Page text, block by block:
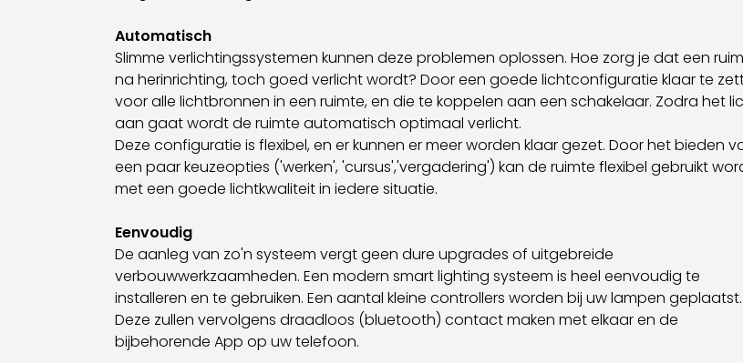
Automatisch
Slimme verlichtingssystemen kunnen deze problemen oplossen. Hoe zorg je dat een
na herinrichting, toch goed verlicht wordt? Door een goede lichtconfiguratie klaar te
voor alle lichtbronnen in een ruimte, en die te koppelen aan een schakelaar. Zodra het
aan gaat wordt de ruimte automatisch optimaal verlicht.
Deze configuratie is flexibel, en er kunnen er meer worden klaar gezet. Door het bieden
een paar keuzeopties ('werken', 'cursus','vergadering') kan de ruimte flexibel gebruikt
met een goede lichtkwaliteit in iedere situatie.
Eenvoudig
De aanleg van zo'n systeem vergt geen dure upgrades of uitgebreide
verbouwwerkzaamheden. Een modern smart lighting systeem is heel eenvoudig te
installeren en te gebruiken. Een aantal kleine controllers worden bij uw lampen geplaatst.
Deze zullen vervolgens draadloos (bluetooth) contact maken met elkaar en de
bijbehorende App op uw telefoon.